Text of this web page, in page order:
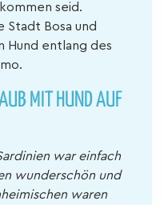
seid.
Stadt Bosa und
Hund entlang des
MIT HUND AUF
war einfach
wunderschön und
waren